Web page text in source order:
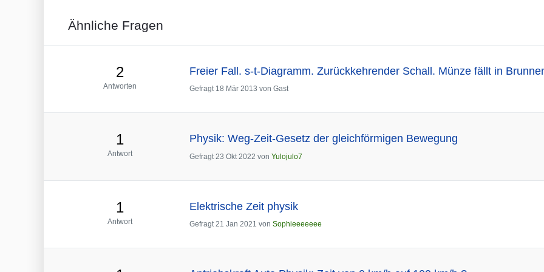
Ähnliche Fragen
2
Antworten
Freier Fall. s-t-Diagramm. Zurückkehrender Schall. Münze fällt in
Gefragt 18 Mär 2013 von Gast
1
Antwort
Physik: Weg-Zeit-Gesetz der gleichförmigen Bewegung
Gefragt 23 Okt 2022 von Yulojulo7
1
Antwort
Elektrische Zeit physik
Gefragt 21 Jan 2021 von Sophieeeeeee